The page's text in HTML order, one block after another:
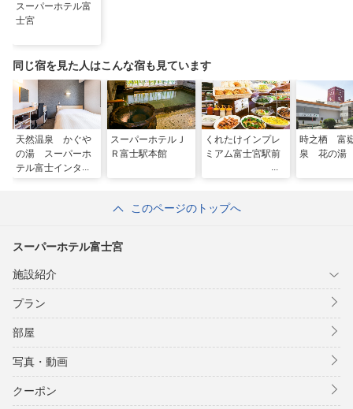
スーパーホテル富
士宮
同じ宿を見た人はこんな宿も見ています
天然温泉 かぐや
の湯 スーパーホ
テル富士インター
スーパーホテルＪ
Ｒ富士駅本館
くれたけインプレ
ミアム富士宮駅前
時之栖 富
泉 花の湯
このページのトップへ
スーパーホテル富士宮
施設紹介
プラン
部屋
写真・動画
クーポン